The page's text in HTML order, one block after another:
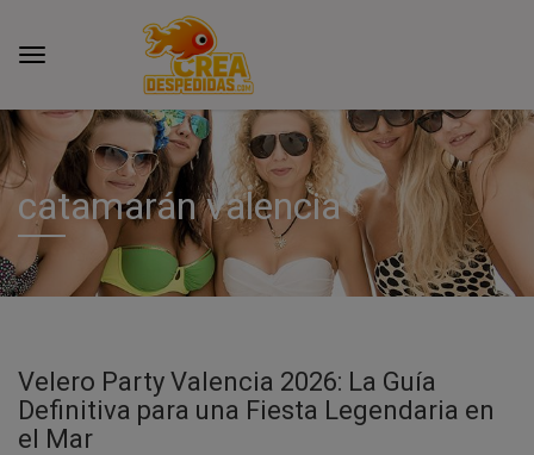
catamarán valencia
Velero Party Valencia 2026: La Guía
Definitiva para una Fiesta Legendaria en
el Mar